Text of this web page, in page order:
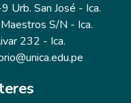
Urb. San José - Ica.
S/N - Ica.
232 - Ica.